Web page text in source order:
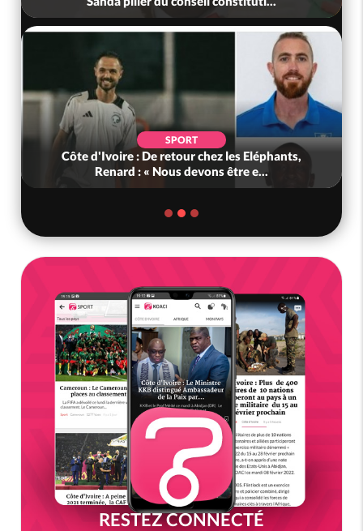
SPORT
Côte d'Ivoire : De retour chez les Eléphants,
Renard : « Nous devons être e...
RESTEZ CONNECTÉ